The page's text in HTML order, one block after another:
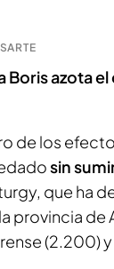
Boris azota
de los
sin
que ha
provincia de
(2.200)